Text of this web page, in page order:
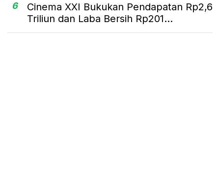
6
Cinema XXI Bukukan Pendapatan Rp2,6
Triliun dan Laba Bersih Rp201...